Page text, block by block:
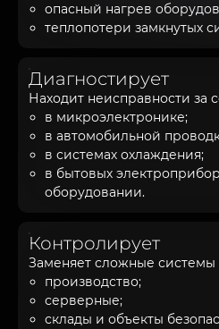
опасный нагрев
теплопотери замкнутых
Диагностирует
Находит неисправности за
в микроэлектронике;
в автомобильной
в системах охлаждения;
в бытовых
оборудовании.
Контролирует
Заменяет сложные системы
производство;
серверные;
склады и объекты